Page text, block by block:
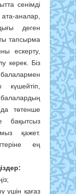
сенімді
аналар,
деген
тапсырма
ескерту,
керек. Біз
күшейтіп,
төтенше
бақытсыз
қажет.
ең
үшін қағаз